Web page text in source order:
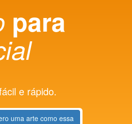
para
e rápido.
uma arte como essa